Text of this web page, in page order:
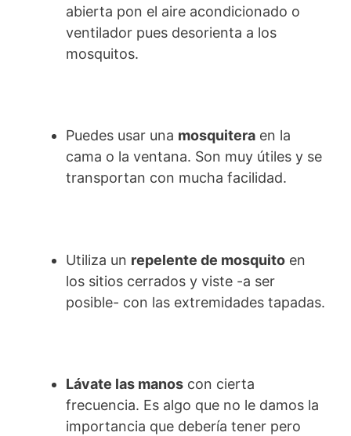
abierta pon el aire acondicionado o
ventilador pues desorienta a los
mosquitos.
Puedes usar una mosquitera en la
cama o la ventana. Son muy útiles y se
transportan con mucha facilidad.
Utiliza un repelente de mosquito en
los sitios cerrados y viste -a ser
posible- con las extremidades tapadas.
Lávate las manos con cierta
frecuencia. Es algo que no le damos la
importancia que debería tener pero